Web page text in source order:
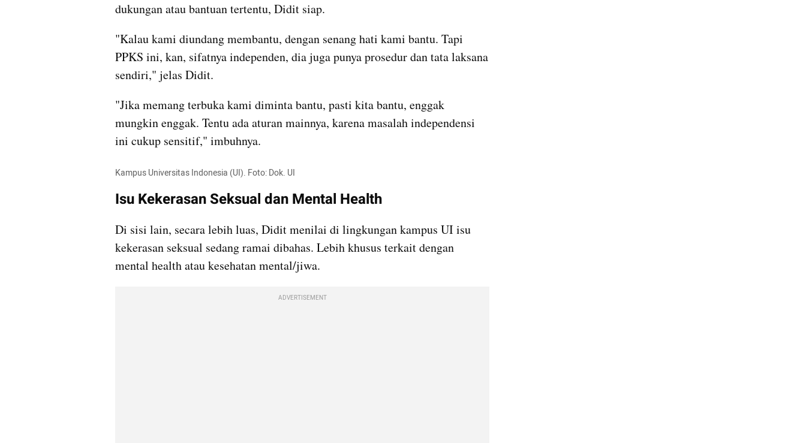
dukungan atau bantuan tertentu, Didit siap.
"Kalau kami diundang membantu, dengan senang hati kami bantu. Tapi
PPKS ini, kan, sifatnya independen, dia juga punya prosedur dan tata laksana
sendiri," jelas Didit.
"Jika memang terbuka kami diminta bantu, pasti kita bantu, enggak
mungkin enggak. Tentu ada aturan mainnya, karena masalah independensi
ini cukup sensitif," imbuhnya.
Kampus Universitas Indonesia (UI). Foto: Dok. UI
Isu Kekerasan Seksual dan Mental Health
Di sisi lain, secara lebih luas, Didit menilai di lingkungan kampus UI isu
kekerasan seksual sedang ramai dibahas. Lebih khusus terkait dengan
mental health atau kesehatan mental/jiwa.
ADVERTISEMENT